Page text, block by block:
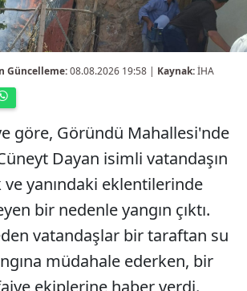
Güncelleme:08.08.2026 19:58 | Kaynak:İHA
göre, Göründü Mahallesi'nde
Dayan isimli vatandaşın
ve yanındaki eklentilerinde
bir nedenle yangın çıktı.
vatandaşlar bir taraftan su
müdahale ederken, bir
ekiplerine haber verdi.